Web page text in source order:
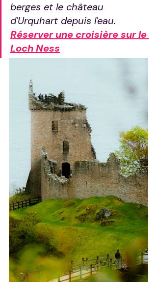
berges et le château
d'Urquhart depuis l'eau.
Réserver une croisière sur le
Loch Ness